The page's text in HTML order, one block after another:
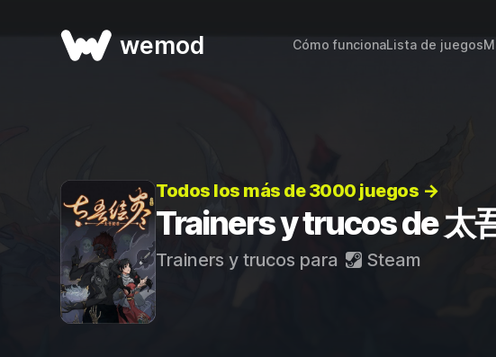
wemod Cómo funcionaLista de juegos
Todos los más de 3000 juegos →
Trainers y trucos de 太
Trainers y trucos para Steam